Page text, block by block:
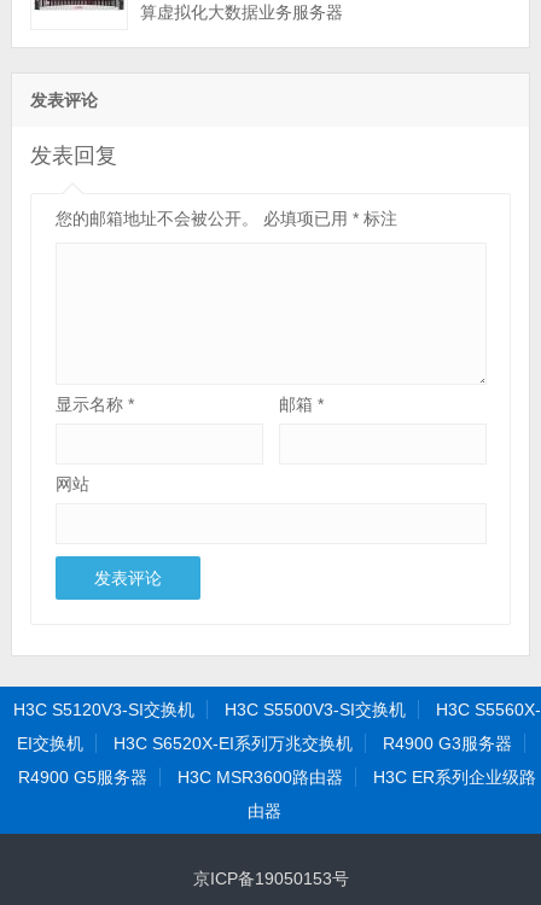
算虚拟化大数据业务服务器
发表评论
发表回复
您的邮箱地址不会被公开。 必填项已用 *标注
显示名称 * 邮箱*
网站
H3C S5120V3-SI交换机 H3C S5500V3-SI交换机
H3C S5560X-
EI交换机
H3C S6520X-EI系列万兆交换机
R4900 G3服务器
R4900 G5服务器
H3C MSR3600路由器
H3C ER系列企业级路
由器
京ICP备19050153号